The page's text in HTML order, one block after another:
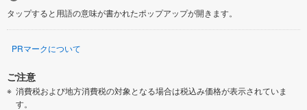
タップすると用語の意味が書かれたポップアップが開きます。
PRマークについて
ご注意
消費税および地方消費税の対象となる場合は税込み価格が表示されていま
す。